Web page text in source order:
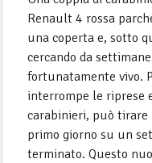
Renault 4 rossa
una coperta e, sotto
cercando da
fortunatamente vivo.
interrompe le riprese
carabinieri, può tirare
primo giorno su un
terminato. Questo